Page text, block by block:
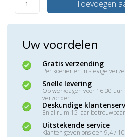
Toevoegen
Uw voordelen
Gratis verzending
Per koerier en in stevige
Snelle levering
Op werkdagen voor 16:30 uur
verzonden
Deskundige
En al ruim 15 jaar betrouwbaar
Uitstekende service
Klanten geven ons een 9,4 / 10